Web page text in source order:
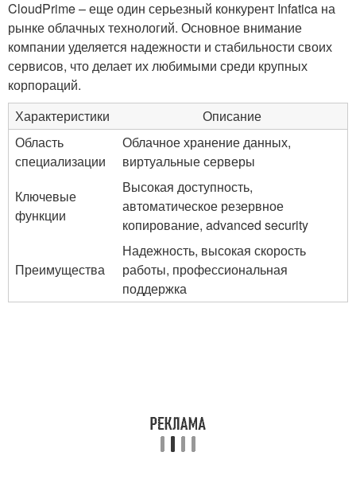
CloudPrime – еще один серьезный конкурент Infatica на
рынке облачных технологий. Основное внимание
компании уделяется надежности и стабильности своих
сервисов, что делает их любимыми среди крупных
корпораций.
Характеристики
Описание
Область
специализации
Облачное хранение данных,
виртуальные серверы
Ключевые
функции
Высокая доступность,
автоматическое резервное
копирование, advanced security
Преимущества
Надежность, высокая скорость
работы, профессиональная
поддержка